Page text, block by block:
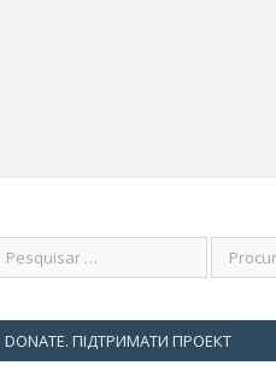
DONATE. ПІДТРИМАТИ ПРОЕКТ